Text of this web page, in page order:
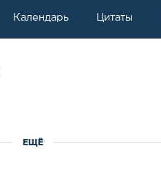
Календарь Цитаты
ЕЩЁ